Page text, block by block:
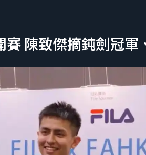
陳致傑摘鈍劍冠軍